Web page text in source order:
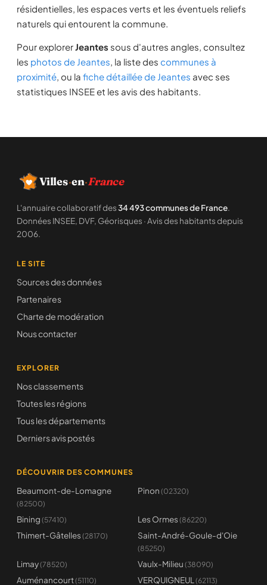
résidentielles, les espaces verts et les éventuels reliefs
naturels qui entourent la commune.
Pour explorerJeantes sous d'autres angles, consultez
les photos de Jeantes, la liste des communes à
proximité, ou la fiche détaillée de Jeantes avec ses
statistiques INSEE et les avis des habitants.
Villes·en·France
L'annuaire collaboratif des34 493 communes de France.
Données INSEE, DVF, Géorisques · Avis des habitants depuis
2006.
LE SITE
Sources des données
Partenaires
Charte de modération
Nous contacter
EXPLORER
Nos classements
Toutes les régions
Tous les départements
Derniers avis postés
DÉCOUVRIR DES COMMUNES
Beaumont-de-Lomagne
(82500)
Pinon (02320)
Bining (57410) Les Ormes (86220)
Thimert-Gâtelles (28170) Saint-André-Goule-d'Oie
(85250)
Limay(78520) Vaulx-Milieu (38090)
Auménancourt(51110) VERQUIGNEUL (62113)